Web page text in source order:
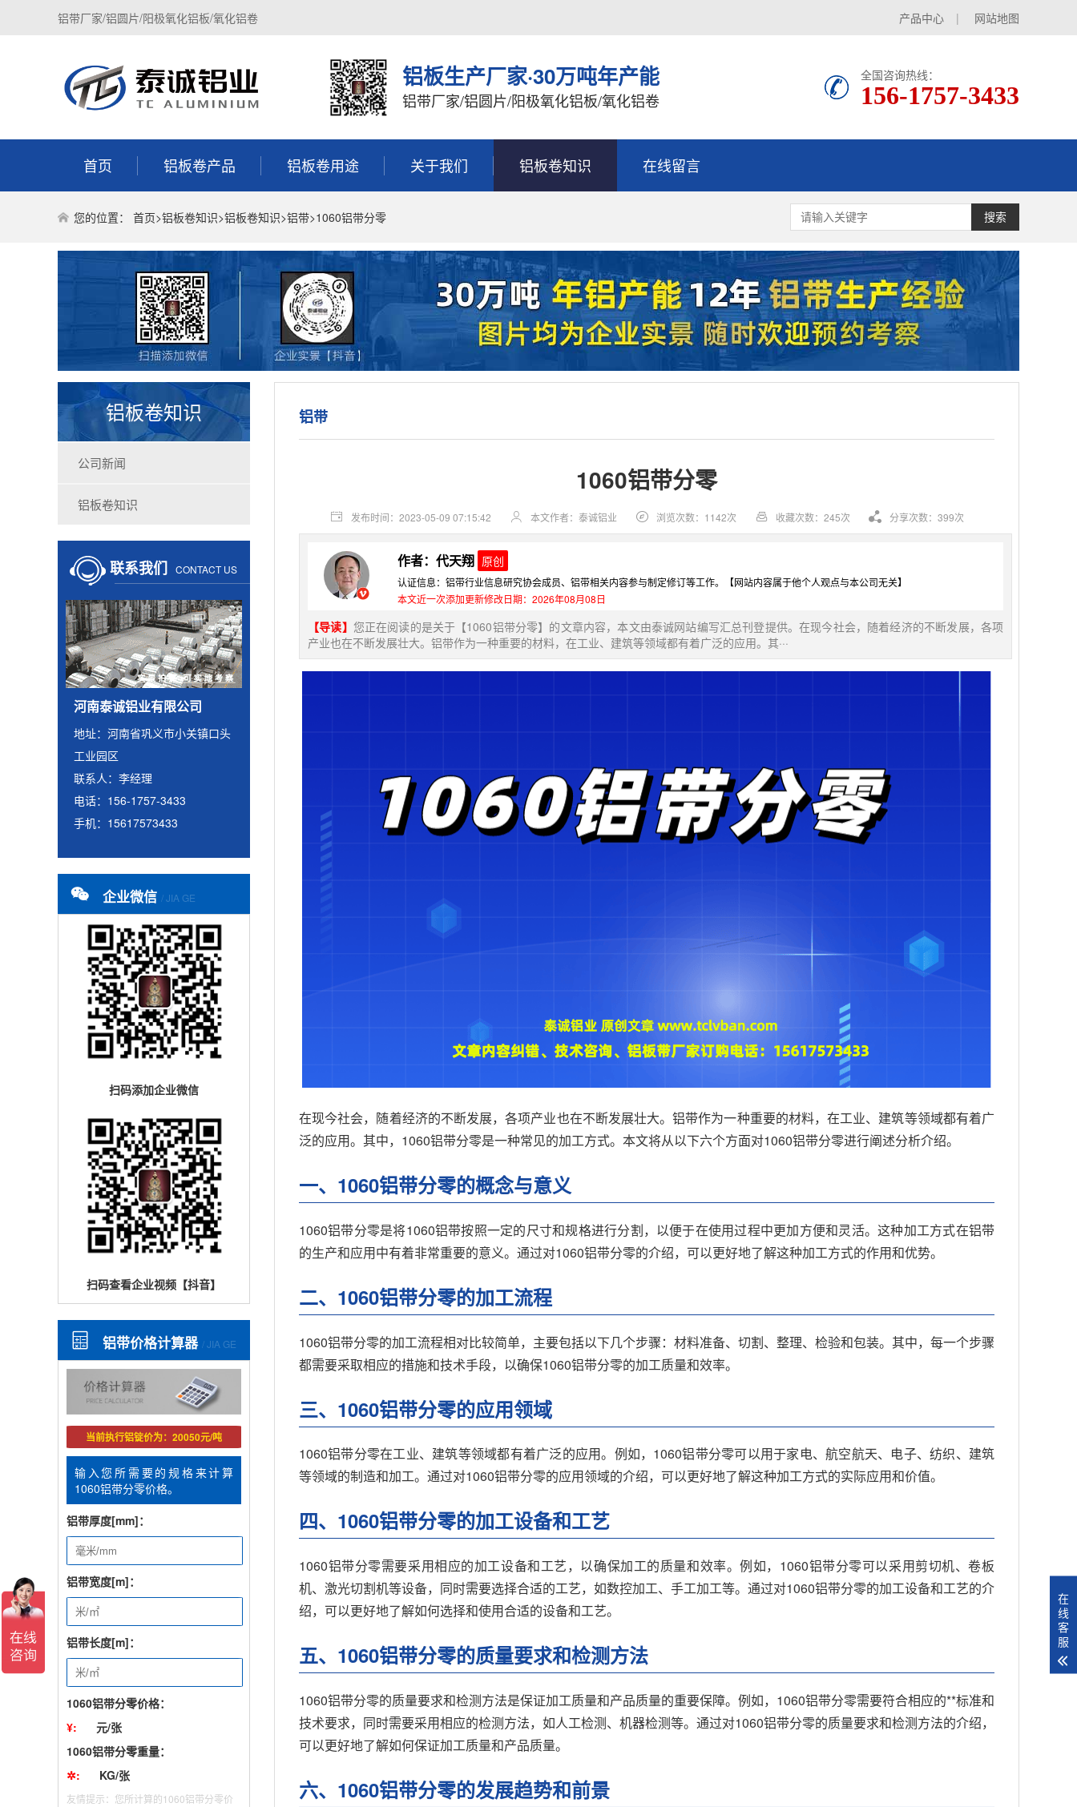
产品中心 | 网站地图
铝带厂家/铝圆片/阳极氧化铝板/氧化铝卷
铝板生产厂家·30万吨年产能
铝带厂家/铝圆片/阳极氧化铝板/氧化铝卷
全国咨询热线：
156-1757-3433
首页 铝板卷产品 铝板卷用途 关于我们 铝板卷知识 在线留言
搜索
您的位置： 首页>铝板卷知识>铝板卷知识>铝带>1060铝带分零
铝板卷知识
公司新闻
铝板卷知识
联系我们 CONTACT US
河南泰诚铝业有限公司
地址：河南省巩义市小关镇口头
工业园区
联系人：李经理
电话：156-1757-3433
手机：15617573433
企业微信 / JIA GE
扫码添加企业微信
扫码查看企业视频【抖音】
铝带价格计算器 / JIA GE
当前执行铝锭价为：20050元/吨
输入您所需要的规格来计算
1060铝带分零价格。
铝带厚度[mm]：
铝带宽度[m]：
铝带长度[m]：
1060铝带分零价格：
¥:
元/张
1060铝带分零重量：
✲:
KG/张
友情提示：您所计算的1060铝带分零价
铝带
1060铝带分零
发布时间：2023-05-09 07:15:42 本文作者：泰诚铝业 浏览次数：1142次 收藏次数：245次 分享次数：399次
作者：代天翔 原创
认证信息：铝带行业信息研究协会成员、铝带相关内容参与制定修订等工作。【网站内容属于他个人观点与本公司无关】
本文近一次添加更新修改日期：2026年08月08日
【导读】 您正在阅读的是关于【1060铝带分零】的文章内容，本文由泰诚网站编写汇总刊登提供。在现今社会，随着经济的不断发展，各项
产业也在不断发展壮大。铝带作为一种重要的材料，在工业、建筑等领域都有着广泛的应用。其···
在现今社会，随着经济的不断发展，各项产业也在不断发展壮大。铝带作为一种重要的材料，在工业、建筑等领域都有着广
泛的应用。其中， 1060铝带分零是一种常见的加工方式。本文将从以下六个方面对1060铝带分零进行阐述分析介绍。
一、1060铝带分零的概念与意义
1060铝带分零是将1060铝带按照一定的尺寸和规格进行分割，以便于在使用过程中更加方便和灵活。这种加工方式在铝带
的生产和应用中有着非常重要的意义。通过对1060铝带分零的介绍，可以更好地了解这种加工方式的作用和优势。
二、1060铝带分零的加工流程
1060铝带分零的加工流程相对比较简单，主要包括以下几个步骤：材料准备、切割、整理、检验和包装。其中，每一个步骤
都需要采取相应的措施和技术手段，以确保1060铝带分零的加工质量和效率。
三、1060铝带分零的应用领域
1060铝带分零在工业、建筑等领域都有着广泛的应用。例如，1060铝带分零可以用于家电、航空航天、电子、纺织、建筑
等领域的制造和加工。通过对1060铝带分零的应用领域的介绍，可以更好地了解这种加工方式的实际应用和价值。
四、1060铝带分零的加工设备和工艺
1060铝带分零需要采用相应的加工设备和工艺，以确保加工的质量和效率。例如，1060铝带分零可以采用剪切机、卷板
机、激光切割机等设备，同时需要选择合适的工艺，如数控加工、手工加工等。通过对1060铝带分零的加工设备和工艺的介
绍，可以更好地了解如何选择和使用合适的设备和工艺。
五、1060铝带分零的质量要求和检测方法
1060铝带分零的质量要求和检测方法是保证加工质量和产品质量的重要保障。例如，1060铝带分零需要符合相应的**标准和
技术要求，同时需要采用相应的检测方法，如人工检测、机器检测等。通过对1060铝带分零的质量要求和检测方法的介绍，
可以更好地了解如何保证加工质量和产品质量。
六、1060铝带分零的发展趋势和前景
在
线
客
服